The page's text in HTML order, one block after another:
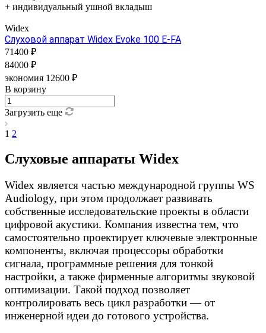
+ индивидуальный ушной вкладыш
Widex
Слуховой аппарат Widex Evoke 100 E-FA
71400 ₽
84000 ₽
экономия 12600 ₽
В корзину
Загрузить еще
1 2
Слуховые аппараты Widex
Widex является частью международной группы WS
Audiology, при этом продолжает развивать
собственные исследовательские проекты в области
цифровой акустики. Компания известна тем, что
самостоятельно проектирует ключевые электронные
компоненты, включая процессоры обработки
сигнала, программные решения для тонкой
настройки, а также фирменные алгоритмы звуковой
оптимизации. Такой подход позволяет
контролировать весь цикл разработки — от
инженерной идеи до готового устройства.